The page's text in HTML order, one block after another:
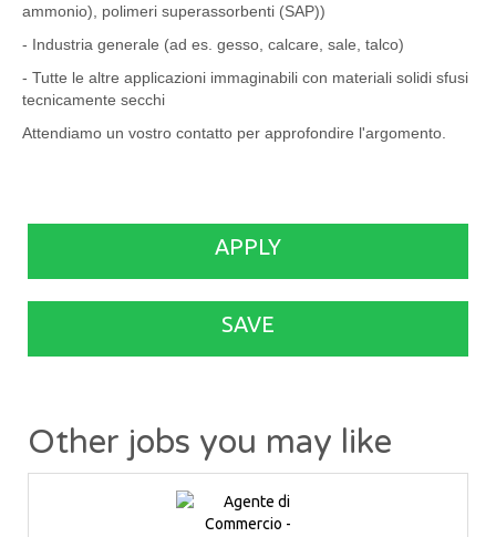
ammonio), polimeri superassorbenti (SAP))
- Industria generale (ad es. gesso, calcare, sale, talco)
- Tutte le altre applicazioni immaginabili con materiali solidi sfusi
tecnicamente secchi
Attendiamo un vostro contatto per approfondire l'argomento.
APPLY
SAVE
Other jobs you may like